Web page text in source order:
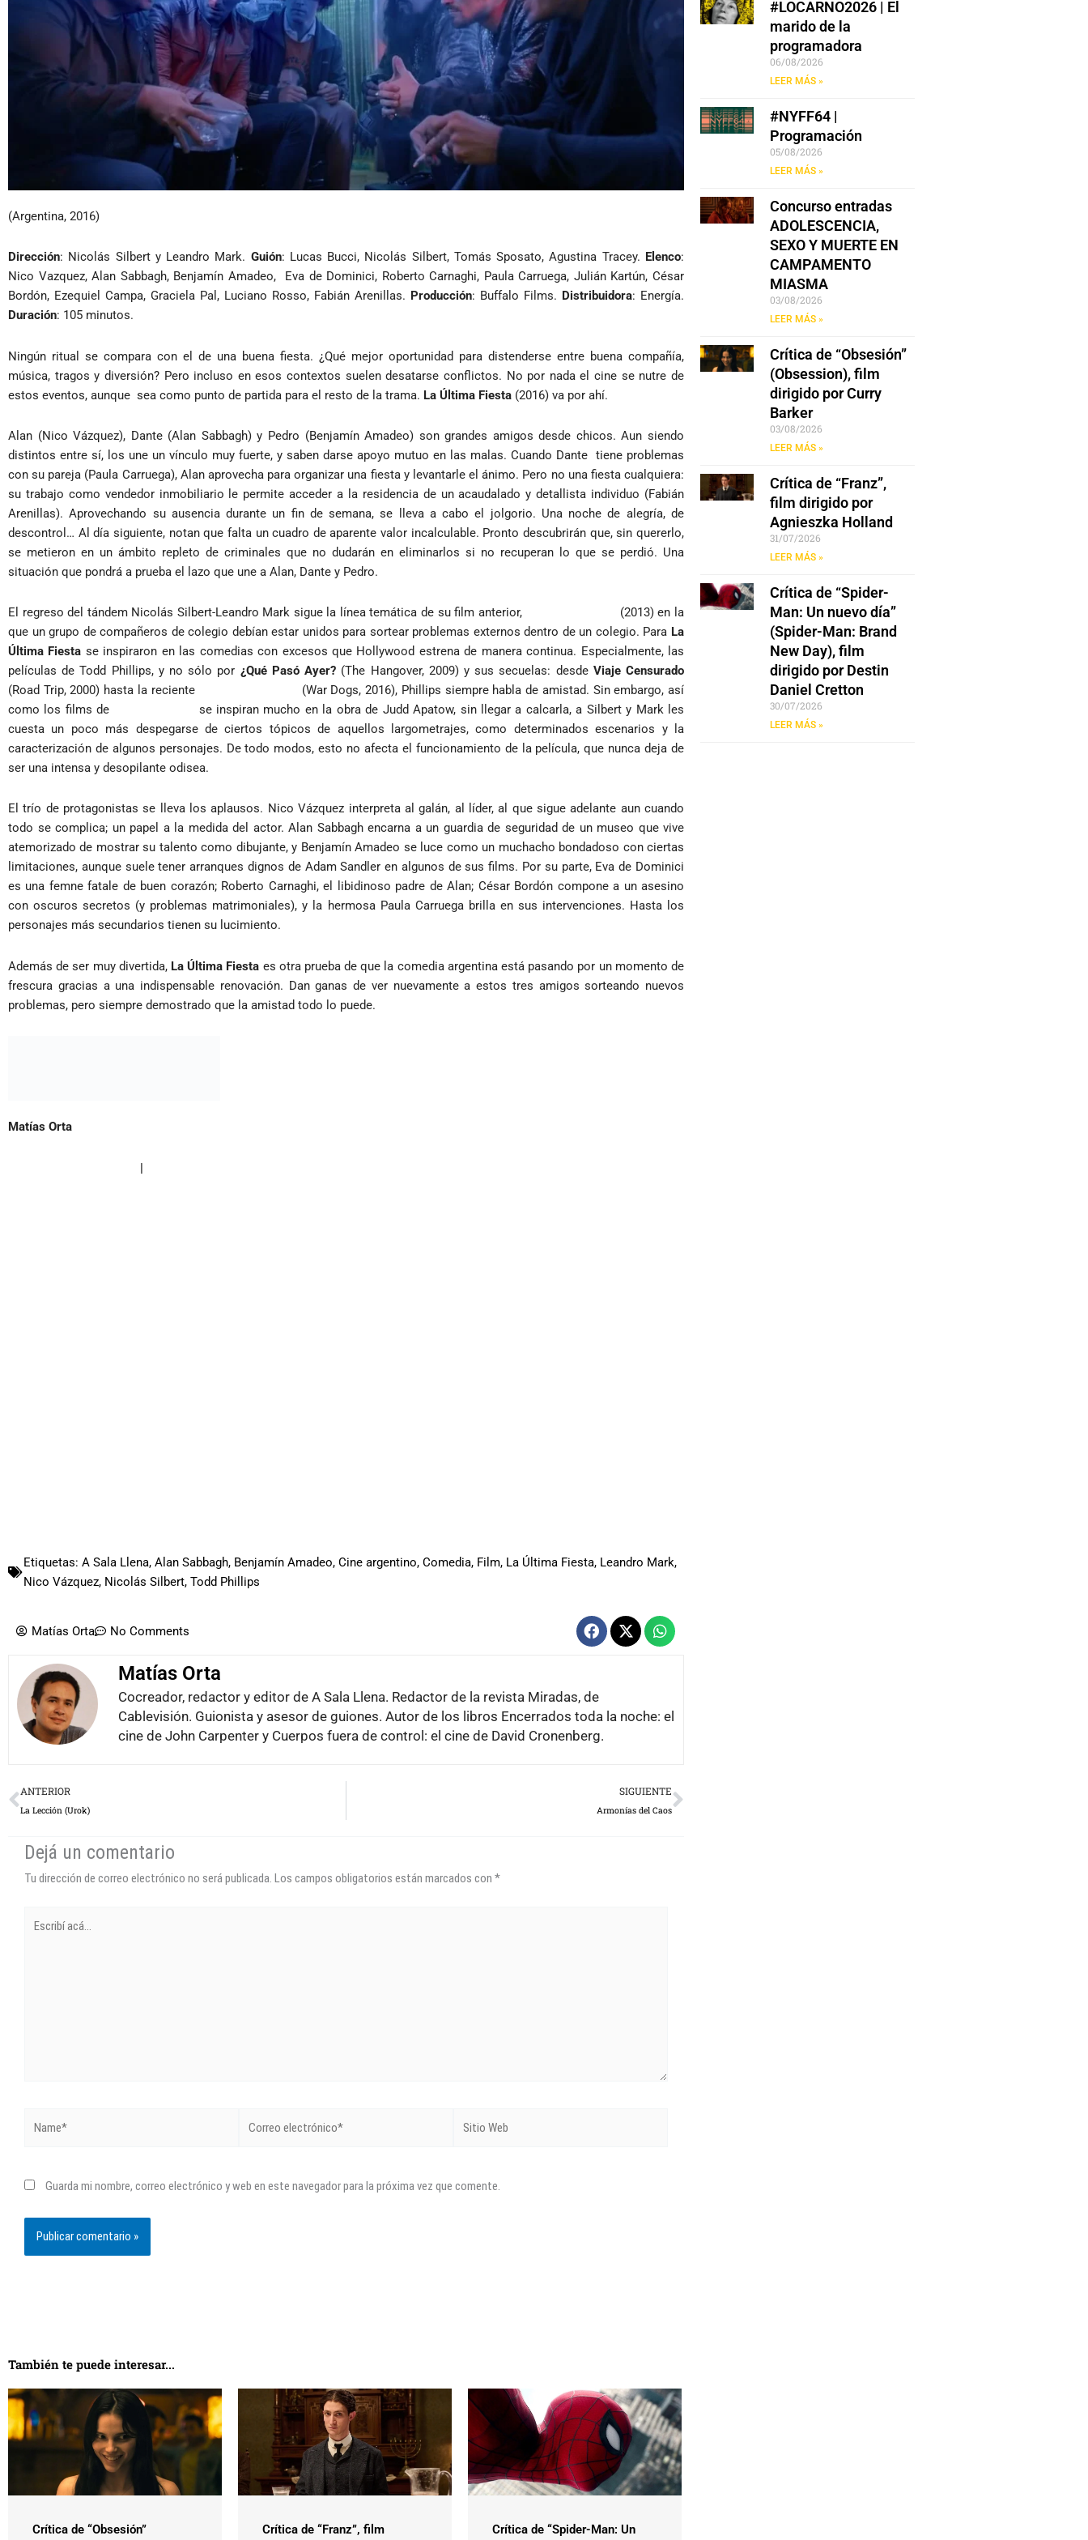
(Argentina, 2016)
Dirección: Nicolás Silbert y Leandro Mark. Guión: Lucas Bucci, Nicolás Silbert, Tomás Sposato, Agustina Tracey. Elenco:
Nico Vazquez, Alan Sabbagh, Benjamín Amadeo, Eva de Dominici, Roberto Carnaghi, Paula Carruega, Julián Kartún, César
Bordón, Ezequiel Campa, Graciela Pal, Luciano Rosso, Fabián Arenillas. Producción: Buffalo Films. Distribuidora: Energía.
Duración: 105 minutos.
Ningún ritual se compara con el de una buena fiesta. ¿Qué mejor oportunidad para distenderse entre buena compañía,
música, tragos y diversión? Pero incluso en esos contextos suelen desatarse conflictos. No por nada el cine se nutre de
estos eventos, aunque sea como punto de partida para el resto de la trama. La Última Fiesta (2016) va por ahí.
Alan (Nico Vázquez), Dante (Alan Sabbagh) y Pedro (Benjamín Amadeo) son grandes amigos desde chicos. Aun siendo
distintos entre sí, los une un vínculo muy fuerte, y saben darse apoyo mutuo en las malas. Cuando Dante tiene problemas
con su pareja (Paula Carruega), Alan aprovecha para organizar una fiesta y levantarle el ánimo. Pero no una fiesta cualquiera:
su trabajo como vendedor inmobiliario le permite acceder a la residencia de un acaudalado y detallista individuo (Fabián
Arenillas). Aprovechando su ausencia durante un fin de semana, se lleva a cabo el jolgorio. Una noche de alegría, de
descontrol… Al día siguiente, notan que falta un cuadro de aparente valor incalculable. Pronto descubrirán que, sin quererlo,
se metieron en un ámbito repleto de criminales que no dudarán en eliminarlos si no recuperan lo que se perdió. Una
situación que pondrá a prueba el lazo que une a Alan, Dante y Pedro.
El regreso del tándem Nicolás Silbert-Leandro Mark sigue la línea temática de su film anterior,
(2013) en la
que un grupo de compañeros de colegio debían estar unidos para sortear problemas externos dentro de un colegio. Para La
Última Fiesta se inspiraron en las comedias con excesos que Hollywood estrena de manera continua. Especialmente, las
películas de Todd Phillips, y no sólo por ¿Qué Pasó Ayer? (The Hangover, 2009) y sus secuelas: desde Viaje Censurado
(Road Trip, 2000) hasta la reciente
(War Dogs, 2016), Phillips siempre habla de amistad. Sin embargo, así
como los films de
se inspiran mucho en la obra de Judd Apatow, sin llegar a calcarla, a Silbert y Mark les
cuesta un poco más despegarse de ciertos tópicos de aquellos largometrajes, como determinados escenarios y la
caracterización de algunos personajes. De todo modos, esto no afecta el funcionamiento de la película, que nunca deja de
ser una intensa y desopilante odisea.
El trío de protagonistas se lleva los aplausos. Nico Vázquez interpreta al galán, al líder, al que sigue adelante aun cuando
todo se complica; un papel a la medida del actor. Alan Sabbagh encarna a un guardia de seguridad de un museo que vive
atemorizado de mostrar su talento como dibujante, y Benjamín Amadeo se luce como un muchacho bondadoso con ciertas
limitaciones, aunque suele tener arranques dignos de Adam Sandler en algunos de sus films. Por su parte, Eva de Dominici
es una femne fatale de buen corazón; Roberto Carnaghi, el libidinoso padre de Alan; César Bordón compone a un asesino
con oscuros secretos (y problemas matrimoniales), y la hermosa Paula Carruega brilla en sus intervenciones. Hasta los
personajes más secundarios tienen su lucimiento.
Además de ser muy divertida, La Última Fiesta es otra prueba de que la comedia argentina está pasando por un momento de
frescura gracias a una indispensable renovación. Dan ganas de ver nuevamente a estos tres amigos sorteando nuevos
problemas, pero siempre demostrado que la amistad todo lo puede.
Matías Orta
|
Etiquetas: A Sala Llena, Alan Sabbagh, Benjamín Amadeo, Cine argentino, Comedia, Film, La Última Fiesta, Leandro Mark,
Nico Vázquez, Nicolás Silbert, Todd Phillips
Matías Orta No Comments
Matías Orta
Cocreador, redactor y editor de A Sala Llena. Redactor de la revista Miradas, de
Cablevisión. Guionista y asesor de guiones. Autor de los libros Encerrados toda la noche: el
cine de John Carpenter y Cuerpos fuera de control: el cine de David Cronenberg.
Prev
ANTERIOR
La Lección (Urok)
SIGUIENTE
Armonías del Caos
Next
Dejá un comentario
Tu dirección de correo electrónico no será publicada. Los campos obligatorios están marcados con *
acá...
electrónico*
Web
Guarda mi nombre, correo electrónico y web en este navegador para la próxima vez que comente.
También te puede interesar...
Crítica de “Obsesión” Crítica de “Franz”, film Crítica de “Spider-Man: Un
#LOCARNO2026 | El
marido de la
programadora
06/08/2026
LEER MÁS »
#NYFF64 |
Programación
05/08/2026
LEER MÁS »
Concurso entradas
ADOLESCENCIA,
SEXO Y MUERTE EN
CAMPAMENTO
MIASMA
03/08/2026
LEER MÁS »
Crítica de “Obsesión”
(Obsession), film
dirigido por Curry
Barker
03/08/2026
LEER MÁS »
Crítica de “Franz”,
film dirigido por
Agnieszka Holland
31/07/2026
LEER MÁS »
Crítica de “Spider-
Man: Un nuevo día”
(Spider-Man: Brand
New Day), film
dirigido por Destin
Daniel Cretton
30/07/2026
LEER MÁS »